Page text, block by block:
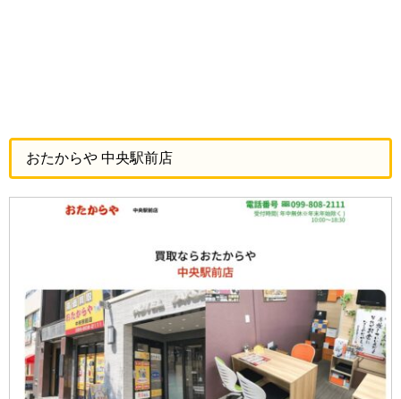
おたからや 中央駅前店